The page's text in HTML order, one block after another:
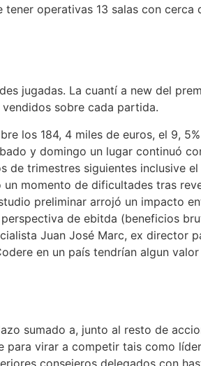
operativas 13 salas con cerca
jugadas. La cuantí a new del
sobre cada partida.
los 184, 4 miles de euros, el 9, 5%
y domingo un lugar continuó
de trimestres siguientes inclusive el
momento de dificultades tras
preliminar arrojó un impacto
de ebitda (beneficios
Juan José Marc, ex director
en un país tendrían algun
sumado a, junto al resto de
para virar a competir tais como